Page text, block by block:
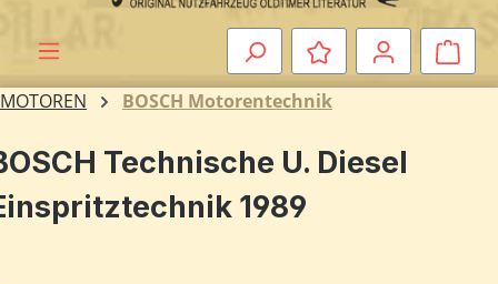
MOTOREN BOSCH Motorentechnik
Technische U. Diesel
1989